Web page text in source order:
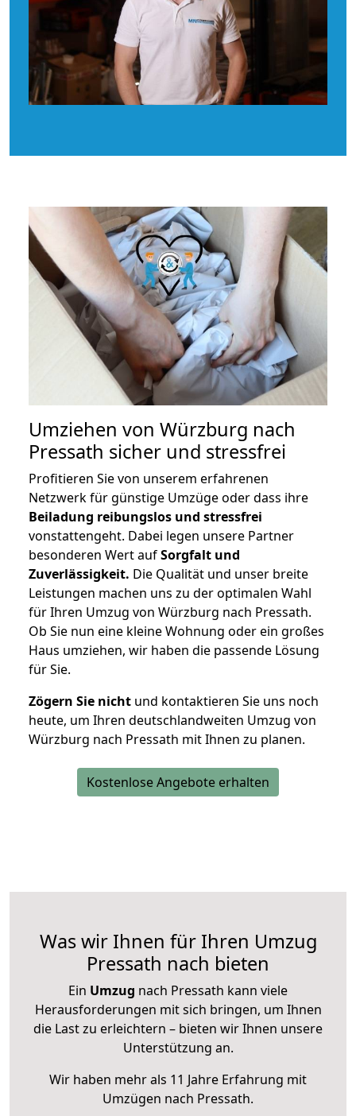
Umziehen von Würzburg nach
Pressath sicher und stressfrei
Profitieren Sie von unserem erfahrenen
Netzwerk für günstige Umzüge oder dass ihre
Beiladung reibungslos und stressfrei
vonstattengeht. Dabei legen unsere Partner
besonderen Wert aufSorgfalt und
Zuverlässigkeit. Die Qualität und unser breite
Leistungen machen uns zu der optimalen Wahl
für Ihren Umzug von Würzburg nach Pressath.
Ob Sie nun eine kleine Wohnung oder ein großes
Haus umziehen, wir haben die passende Lösung
für Sie.
Zögern Sie nicht und kontaktieren Sie uns noch
heute, um Ihren deutschlandweiten Umzug von
Würzburg nach Pressath mit Ihnen zu planen.
Kostenlose Angebote erhalten
Was wir Ihnen für Ihren Umzug
Pressath nach bieten
Ein Umzug nach Pressath kann viele
Herausforderungen mit sich bringen, um Ihnen
die Last zu erleichtern – bieten wir Ihnen unsere
Unterstützung an.
Wir haben mehr als 11 Jahre Erfahrung mit
Umzügen nach Pressath.